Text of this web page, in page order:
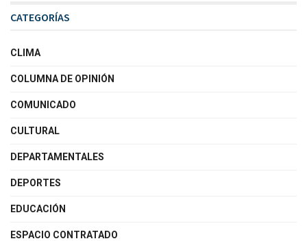
CATEGORÍAS
CLIMA
COLUMNA DE OPINIÓN
COMUNICADO
CULTURAL
DEPARTAMENTALES
DEPORTES
EDUCACIÓN
ESPACIO CONTRATADO